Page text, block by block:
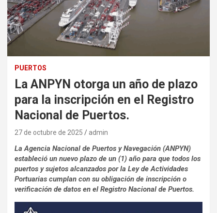
PUERTOS
La ANPYN otorga un año de plazo
para la inscripción en el Registro
Nacional de Puertos.
27 de octubre de 2025 admin
La Agencia Nacional de Puertos y Navegación (ANPYN)
estableció un nuevo plazo de un (1) año para que todos los
puertos y sujetos alcanzados por la Ley de Actividades
Portuarias cumplan con su obligación de inscripción o
verificación de datos en el Registro Nacional de Puertos.